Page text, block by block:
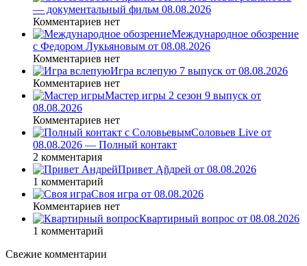
— документальный фильм 08.08.2026
Комментариев нет
Международное обозрение
с Федором Лукьяновым от 08.08.2026
Комментариев нет
Игра вслепую 7 выпуск от 08.08.2026
Комментариев нет
Мастер игры 2 сезон 9 выпуск от
08.08.2026
Комментариев нет
Соловьев Live от
08.08.2026 — Полный контакт
2 комментария
Привет Ąñдpей от 08.08.2026
1 комментарий
Своя игра от 08.08.2026
Комментариев нет
Квартирный вопрос от 08.08.2026
1 комментарий
Свежие комментарии